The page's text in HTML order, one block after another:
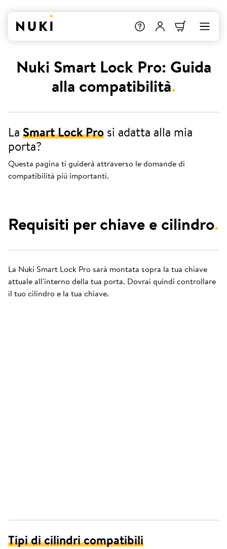
Nuki Smart Lock Pro: Guida
alla compatibilità.
La Smart Lock Pro si adatta alla mia
porta?
Questa pagina ti guiderà attraverso le domande di
compatibilità più importanti.
Requisiti per chiave e cilindro.
La Nuki Smart Lock Pro sarà montata sopra la tua chiave
attuale all'interno della tua porta. Dovrai quindi controllare
il tuo cilindro e la tua chiave.
Tipi di cilindri compatibili